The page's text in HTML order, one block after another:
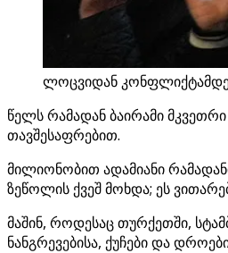
ლოცვიდან
წელს რამადან ბაირამი
თავშესაფრებით.
მილიონობით ადამიანი
ზეწოლის ქვეშ მოხდა; ეს
მაშინ, როდესაც თურქეთში,
ნანგრევებისა, ქუჩები და